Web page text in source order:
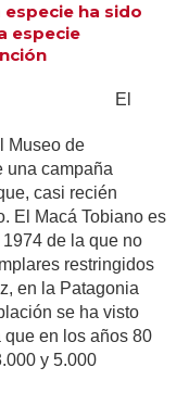
ha sido
especie
El
Museo de
una campaña
casi recién
El Macá Tobiano es
de la que no
restringidos
en la Patagonia
se ha visto
en los años 80
y 5.000